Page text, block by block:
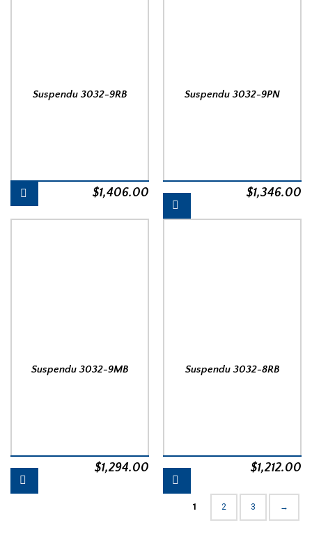
Suspendu 3032-9RB
$1,406.00
Suspendu 3032-9PN
$1,346.00
Suspendu 3032-9MB
$1,294.00
Suspendu 3032-8RB
$1,212.00
1 2 3 →